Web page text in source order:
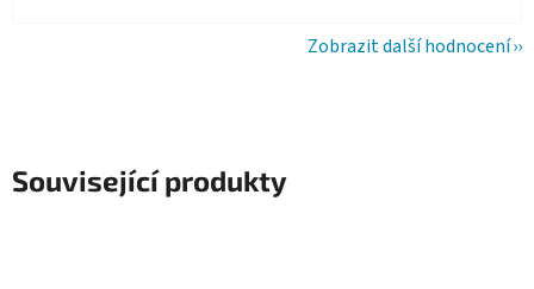
Zobrazit další hodnocení
Související produkty